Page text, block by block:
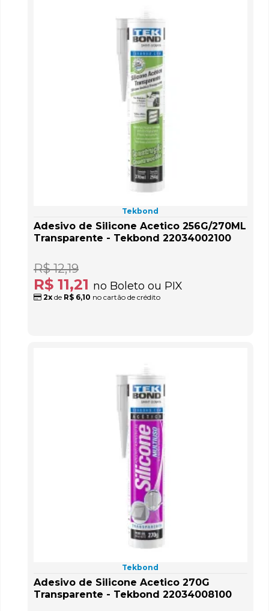
Tekbond
Adesivo de Silicone Acetico 256G/270ML
Transparente - Tekbond 22034002100
R$ 11,21 no Boleto ou PIX
R$ 12,19
2x de R$ 6,10 no cartão de crédito
Tekbond
Adesivo de Silicone Acetico 270G
Transparente - Tekbond 22034008100